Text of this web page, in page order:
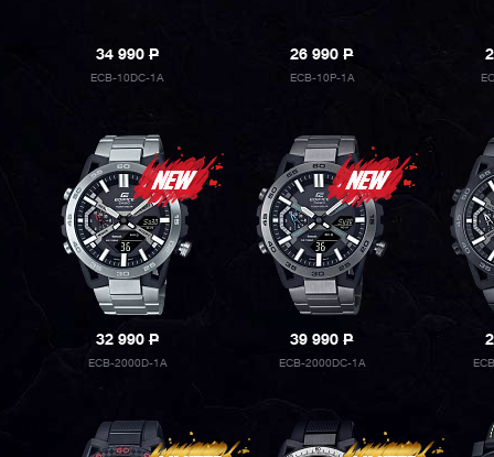
34 990P
ECB-10DC-1A
26 990P
ECB-10P-1A
32 990P
ECB-2000D-1A
39 990P
ECB-2000DC-1A